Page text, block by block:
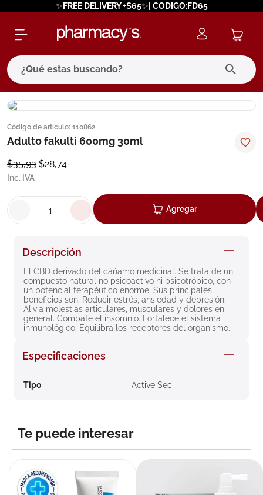
✨FREE DELIVERY +$65✨| CODIGO:FD65
¿Qué estas buscando?
Código de artículo: 110862
Adulto fakulti 600mg 30ml
$35,93 $28,74
Inc. IVA
Agregar
Descripción
El CBD derivado del cáñamo medicinal. Se trata de un
compuesto natural no psicoactivo ni psicotrópico, con
un potencial terapéutico enorme. Sus principales
beneficios son: Reducir estrés, ansiedad y depresión.
Alivia molestias articulares, musculares y dolores en
general. Combate el insomnio. Fortalece el sistema
inmunológico. Equilibra los receptores del organismo.
Especificaciones
Tipo Active Sec
Te puede interesar
términos más buscados
1. eucerin
3. pilexil
cerave
7. degraler
8 roche posay
9 . isdin
10.neumoflux